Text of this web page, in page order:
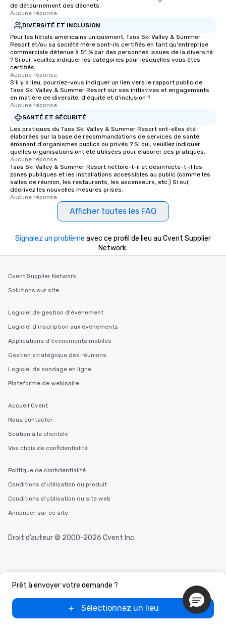
de détournement des déchets.
Aucune réponse.
DIVERSITÉ ET INCLUSION
Pour les hôtels américains uniquement, Taos Ski Valley & Summer
Resort et/ou sa société mère sont-ils certifiés en tant qu'entreprise
commerciale détenue à 51 % par des personnes issues de la diversité
? Si oui, veuillez indiquer les catégories pour lesquelles vous êtes
certifiés :
Aucune réponse.
S'il y a lieu, pourriez-vous indiquer un lien vers le rapport public de
Taos Ski Valley & Summer Resort sur ses initiatives et engagements
en matière de diversité, d'équité et d'inclusion ?
Aucune réponse.
SANTÉ ET SÉCURITÉ
Les pratiques du Taos Ski Valley & Summer Resort ont-elles été
élaborées sur la base de recommandations de services de santé
émanant d'organismes publics ou privés ? Si oui, veuillez indiquer
quelles organisations ont été utilisées pour élaborer ces pratiques.
Aucune réponse.
Taos Ski Valley & Summer Resort nettoie-t-il et désinfecte-t-il les
zones publiques et les installations accessibles au public (comme les
salles de réunion, les restaurants, les ascenseurs, etc.) Si oui,
décrivez les nouvelles mesures prises.
Aucune réponse.
Afficher toutes les FAQ
Prêt à envoyer votre demande ?
Sélectionnez un lieu
Signalez un problème avec ce profil de lieu au Cvent Supplier
Network.
Cvent Supplier Network
Solutions sur site
Logiciel de gestion d'événement
Logiciel d'inscription aux événements
Applications d'événements mobiles
Gestion stratégique des réunions
Logiciel de sondage en ligne
Plateforme de webinaire
Accueil Cvent
Nous contacter
Soutien à la clientèle
Vos choix de confidentialité
Politique de confidentialité
Conditions d’utilisation du produit
Conditions d’utilisation du site web
Annoncer sur ce site
Droit d’auteur © 2000-2026 Cvent Inc.